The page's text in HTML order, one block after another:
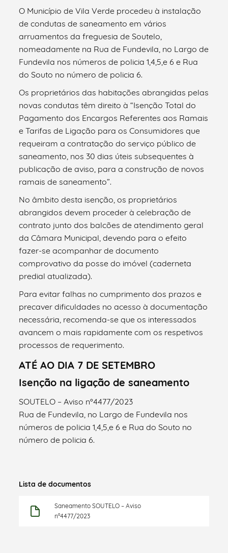
O Município de Vila Verde procedeu à instalação
de condutas de saneamento em vários
arruamentos da freguesia de Soutelo,
nomeadamente na Rua de Fundevila, no Largo de
Fundevila nos números de policia 1,4,5,e 6 e Rua
do Souto no número de policia 6.
Os proprietários das habitações abrangidas pelas
novas condutas têm direito à “Isenção Total do
Pagamento dos Encargos Referentes aos Ramais
e Tarifas de Ligação para os Consumidores que
requeiram a contratação do serviço público de
saneamento, nos 30 dias úteis subsequentes à
publicação de aviso, para a construção de novos
ramais de saneamento”.
No âmbito desta isenção, os proprietários
abrangidos devem proceder à celebração de
contrato junto dos balcões de atendimento geral
da Câmara Municipal, devendo para o efeito
fazer-se acompanhar de documento
comprovativo da posse do imóvel (caderneta
predial atualizada).
Para evitar falhas no cumprimento dos prazos e
precaver dificuldades no acesso à documentação
necessária, recomenda-se que os interessados
avancem o mais rapidamente com os respetivos
processos de requerimento.
ATÉ AO DIA 7 DE SETEMBRO
Isenção na ligação de saneamento
SOUTELO – Aviso nº4477/2023
Rua de Fundevila, no Largo de Fundevila nos
números de policia 1,4,5,e 6 e Rua do Souto no
número de policia 6.
Lista de documentos
Saneamento SOUTELO – Aviso
nº4477/2023